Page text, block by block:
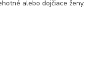
alebo dojčiace ženy.